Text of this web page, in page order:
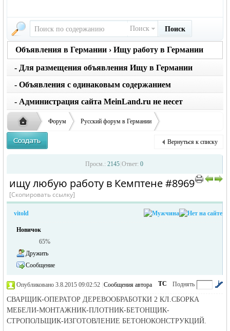
Поиск Поиск
Объявления в Германии › Ищу работу в Германии
вернуться на главную страницу объявлений
- Для размещения объявления Ищу в Германии
нажмите кнопку создать
- Объявления с одинаковым содержанием
размещаются не чаще 1 раза в месяц. Не применяйте
заглавные буквы вместо строчных, последует
удаление объявления
- Администрация сайта MeinLand.ru не несет
ответственности за содержание размещенных
объявлений
жизнь и
Форум Русский форум в Германии
Объявления в Германии
› ›
ищу любую работу в Кемптене
Вернуться к списку
Просм.: 2145 Ответ: 0
ищу любую работу в Кемптене #8969
[Скопировать ссылку]
vitold
Новичок
65%
Дружить
Сообщение
Поднять
ТС
Опубликовано 3.8.2015 09:02:52 Сообщения автора
СВАРЩИК-ОПЕРАТОР ДЕРЕВООБРАБОТКИ 2 КЛ.СБОРКА
МЕБЕЛИ-МОНТАЖНИК-ПЛОТНИК-БЕТОНЩИК-
СТРОПОЛЬЩИК-ИЗГОТОВЛЕНИЕ БЕТОНОКОНСТРУКЦИЙ.